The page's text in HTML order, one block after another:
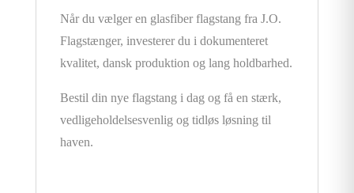
Når du vælger en glasfiber flagstang fra J.O.
Flagstænger, investerer du i dokumenteret
kvalitet, dansk produktion og lang holdbarhed.
Bestil din nye flagstang i dag og få en stærk,
vedligeholdelsesvenlig og tidløs løsning til
haven.